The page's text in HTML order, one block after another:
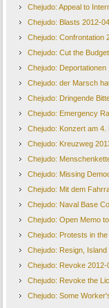
Chejudo: Appeal to
Chejudo: Blasts 2012-
Chejudo: Confrontation
Chejudo: Cut the
Chejudo: Deportationen
Chejudo: der Marsch
Chejudo: Dringende
Chejudo: Emergency
Chejudo: Konzert am
Chejudo: Kreuzweg
Chejudo:
Chejudo: Missing
Chejudo: Mit dem
Chejudo: Naval Base
Chejudo: Open Memo
Chejudo: Protests in the
Chejudo: Resign,
Chejudo: Revoke 2012-
Chejudo: Revoke the
Chejudo: Some